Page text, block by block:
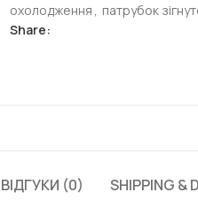
охолодження , патрубок
Share:
ВІДГУКИ (0) SHIPPING &